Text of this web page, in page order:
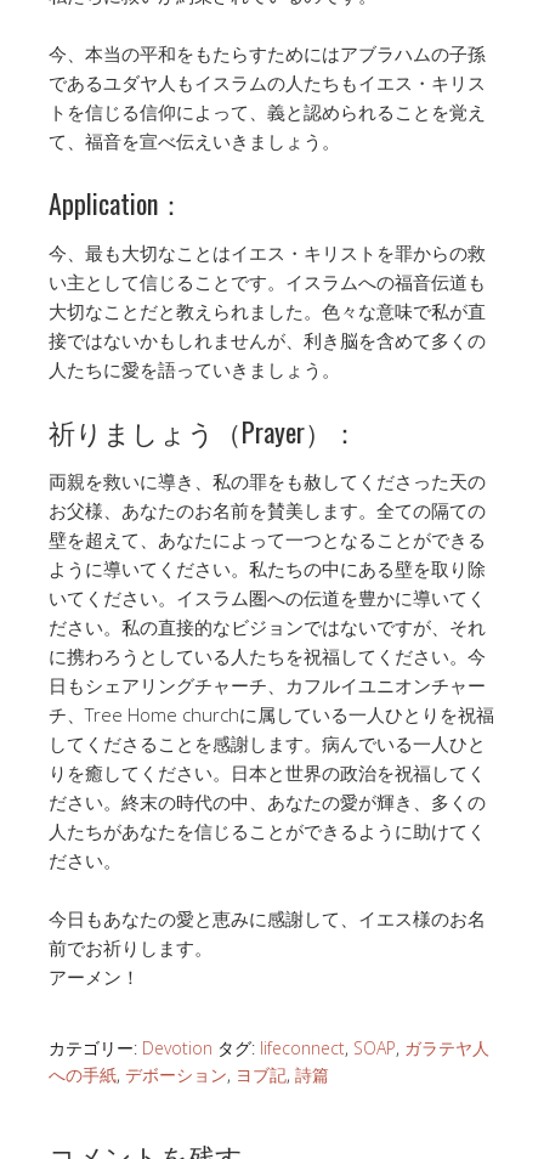
今、本当の平和をもたらすためにはアブラハムの子孫
であるユダヤ人もイスラムの人たちもイエス・キリス
トを信じる信仰によって、義と認められることを覚え
て、福音を宣べ伝えいきましょう。
Application：
今、最も大切なことはイエス・キリストを罪からの救
い主として信じることです。イスラムへの福音伝道も
大切なことだと教えられました。色々な意味で私が直
接ではないかもしれませんが、利き脳を含めて多くの
人たちに愛を語っていきましょう。
祈りましょう（Prayer）：
両親を救いに導き、私の罪をも赦してくださった天の
お父様、あなたのお名前を賛美します。全ての隔ての
壁を超えて、あなたによって一つとなることができる
ように導いてください。私たちの中にある壁を取り除
いてください。イスラム圏への伝道を豊かに導いてく
ださい。私の直接的なビジョンではないですが、それ
に携わろうとしている人たちを祝福してください。今
日もシェアリングチャーチ、カフルイユニオンチャー
チ、Tree Home churchに属している一人ひとりを祝福
してくださることを感謝します。病んでいる一人ひと
りを癒してください。日本と世界の政治を祝福してく
ださい。終末の時代の中、あなたの愛が輝き、多くの
人たちがあなたを信じることができるように助けてく
ださい。
今日もあなたの愛と恵みに感謝して、イエス様のお名
前でお祈りします。
アーメン！
カテゴリー: Devotion タグ: lifeconnect, SOAP, ガラテヤ人
への手紙, デボーション, ヨブ記, 詩篇